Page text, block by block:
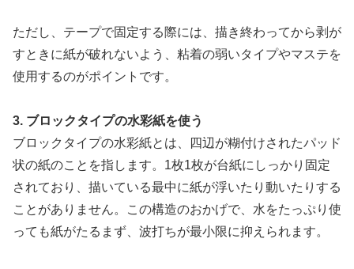
ただし、テープで固定する際には、描き終わってから剥が
すときに紙が破れないよう、粘着の弱いタイプやマステを
使用するのがポイントです。
3. ブロックタイプの水彩紙を使う
ブロックタイプの水彩紙とは、四辺が糊付けされたパッド
状の紙のことを指します。1枚1枚が台紙にしっかり固定
されており、描いている最中に紙が浮いたり動いたりする
ことがありません。この構造のおかげで、水をたっぷり使
っても紙がたるまず、波打ちが最小限に抑えられます。